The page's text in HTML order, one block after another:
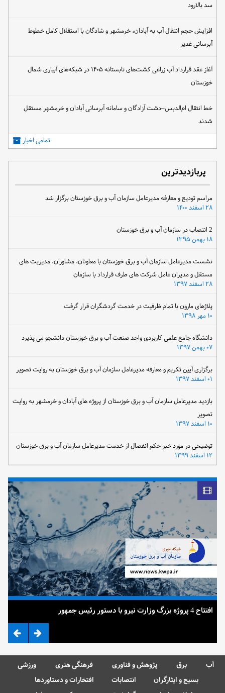
سد بالارود
افزایش حجم انتقال آب به آبادان، خرمشهر و شادگان با استقلال کامل خطوط
آبرسانی غدیر
آغاز عقد قرارداد آب زراعی کشت‌های تابستانه ۱۴۰۵ در شبکه‌های آبیاری شمال
خوزستان
خط انتقال ام‌الدبس–دشت آزادگان و سامانه آبرسانی آبادان و خرمشهر مستقل
شدند
تمامی اخبار
پربازدیدترین
مراسم تودیع و معارفه مدیرعامل سازمان آب و برق خوزستان برگزار شد
نشست مدیرعامل سازمان آب و برق خوزستان با معاونان، مشاوران، مدیریت های
مستقل و مدیران عامل شرکت های طرف قرارداد با سازمان
پلاژهای مارون با تمام ظرفیت در خدمت گردشگران قرار گرفت
دانشگاه جامع علمی کاربردی واحد صنعت آب و برق خوزستان دانشجو می پذیرد
برگزاری آیین تکریم و معارفه مدیرعامل سازمان آب و برق خوزستان به روایت تصویر
بازدید مدیرعامل سازمان آب و برق خوزستان از پروژه های آبادان و خرمشهر به روایت
تصویر
توضیحی در مورد خبر حکم انفصال از خدمت مدیرعامل سازمان آب و برق خوزستان
افتتاح 4 پروژه بزرگ وزارت نیرو با دستور رئیس جمهور
آب برق پژوهش و فناوری فرهنگی هنری
ورزشی
بسیج و ایثارگران
انتصابات
افتخارات و دستاوردها